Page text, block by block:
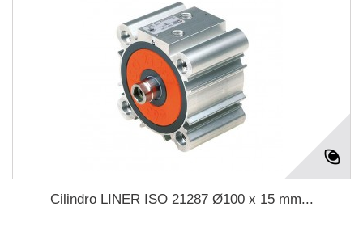
Cilindro LINER ISO 21287 Ø100 x 15 mm...